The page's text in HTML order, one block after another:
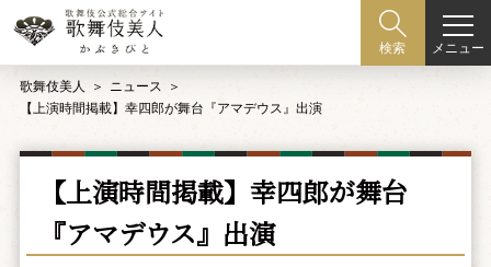
検索 メニュー
歌舞伎美人
ニュース
【上演時間掲載】幸四郎が舞台『アマデウス』出演
【上演時間掲載】幸四郎が舞台
『アマデウス』出演